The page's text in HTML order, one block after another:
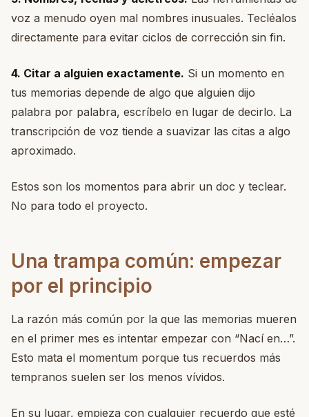
voz a menudo oyen mal nombres inusuales. Tecléalos
directamente para evitar ciclos de corrección sin fin.
4. Citar a alguien exactamente. Si un momento en
tus memorias depende de algo que alguien dijo
palabra por palabra, escríbelo en lugar de decirlo. La
transcripción de voz tiende a suavizar las citas a algo
aproximado.
Estos son los momentos para abrir un doc y teclear.
No para todo el proyecto.
Una trampa común: empezar
por el principio
La razón más común por la que las memorias mueren
en el primer mes es intentar empezar con “Nací en…”.
Esto mata el momentum porque tus recuerdos más
tempranos suelen ser los menos vívidos.
En su lugar, empieza con cualquier recuerdo que esté